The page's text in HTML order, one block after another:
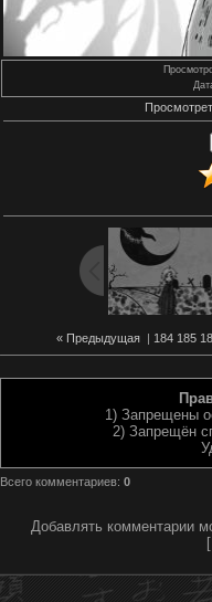
« Предыдущая 184 185
1) Запрещены
2) Запрещён
Всего комментариев: 0
Добавлять комментарии